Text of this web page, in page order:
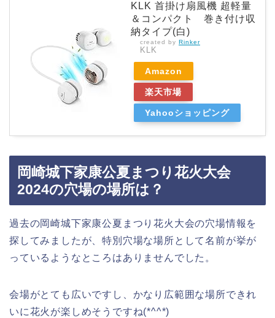
KLK 首掛け扇風機 超軽量
＆コンパクト 巻き付け収
納タイプ(白)
created by Rinker
KLK
Amazon
楽天市場
Yahooショッピング
岡崎城下家康公夏まつり花火大会
2024の穴場の場所は？
過去の岡崎城下家康公夏まつり花火大会の穴場情報を
探してみましたが、特別穴場な場所として名前が挙が
っているようなところはありませんでした。
会場がとても広いですし、かなり広範囲な場所できれ
いに花火が楽しめそうですね(*^^*)